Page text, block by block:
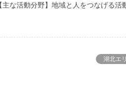
な活動分野】地域と人をつなげる活
湖北エ